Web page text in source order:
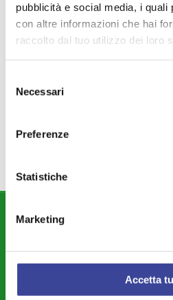
pubblicità e social media, i quali
con altre informazioni che hai
raccolto dal tuo utilizzo dei loro
delNecessari
Preferenze
Statistiche
Marketing
Accetta
TEMI PIÙ VISTI
CITTÀ
CONSUMO DI
REDDITO DI
EBOOK
DIPARTIMENTI
Welfare di Comunità - Pari